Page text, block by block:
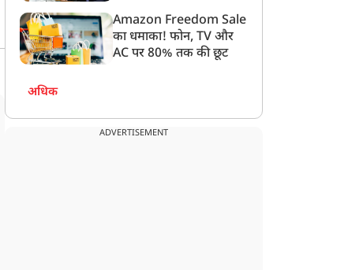
लगाई फटकार
Amazon Freedom Sale
का धमाका! फोन, TV और
AC पर 80% तक की छूट
अधिक
ADVERTISEMENT